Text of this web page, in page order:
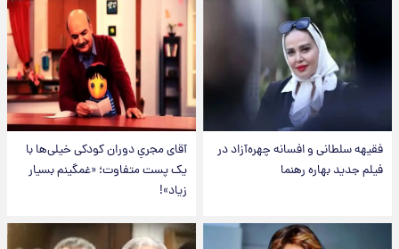
فقیهه سلطانی و افسانه چهره‌آزاد در
فیلم جدید بهاره رهنما
آقای مجریِ دوران کودکی خیلی‌ها با
یک پست متفاوت؛ «غمگینم بسیار
زیاد»!